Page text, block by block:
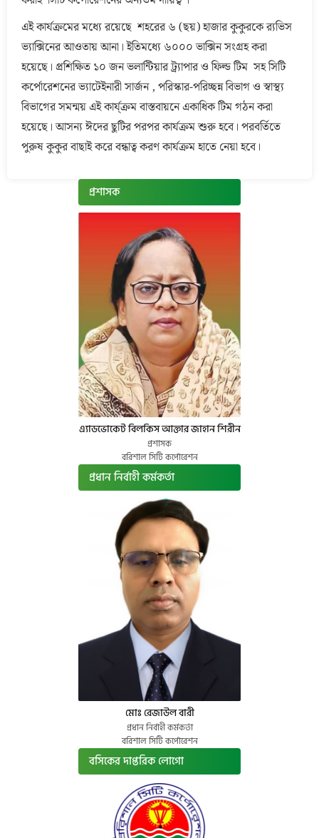
এই কার্যক্রমের মধ্যে রয়েছে শহরের ৬ (ছয়) হাজার কুকুরকে র‌্যভিস
ভ্যাক্সিনের আওতায় আনা। ইতিমধ্যে ৬০০০ ভাক্সিন সংগ্রহ করা
হয়েছে। প্রশিক্ষিত ১০ জন ভলান্টিয়ার ট্র্যাপার ও ফিল্ড টিম সহ সিটি
কর্পোরেশনের ভ্যাটেইনারী সার্জন , পরিস্কার-পরিচ্ছন্ন বিভাগ ও স্বাস্থ্য
বিভাগের সমন্ময় এই কার্য্ক্রম বাস্তবায়নে একাধিক টিম গঠন করা
হয়েছে। আসন্য ঈদের ছুটির পরপর কার্যক্রম শুরু হবে। পরবর্তিতে
পুরুষ কুকুর বাছাই করে বন্ধাত্ব করণ কার্যক্রম হাতে নেয়া হবে।
প্রশাসক
এ্যাডভোকেট বিলকিস আক্তার জাহান শিরীন
প্রশাসক
বরিশাল সিটি কর্পোরেশন
প্রধান নির্বাহী কর্মকর্তা
মোঃ রেজাউল বারী
প্রধান নির্বাহী কর্মকর্তা
বরিশাল সিটি কর্পোরেশন
বসিকের দাপ্তরিক লোগো